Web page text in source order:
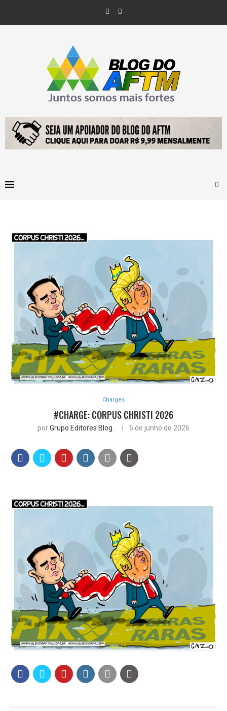
Charges
#CHARGE: CORPUS CHRISTI 2026
porGrupo Editores Blog. 5 de junho de 2026